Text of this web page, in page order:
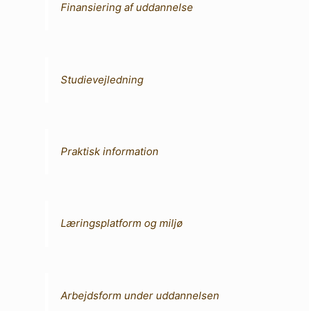
Finansiering af uddannelse
Studievejledning
Praktisk information
Læringsplatform og miljø
Arbejdsform under uddannelsen